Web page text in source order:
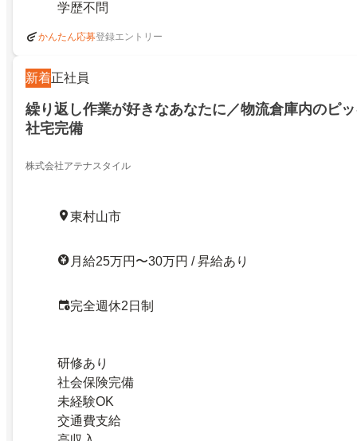
学歴不問
かんたん応募登録エントリー
新着正社員
繰り返し作業が好きなあなたに／物流倉庫内のピ
社宅完備
株式会社アテナスタイル
東村山市
月給25万円〜30万円 / 昇給あり
完全週休2日制
研修あり
社会保険完備
未経験OK
交通費支給